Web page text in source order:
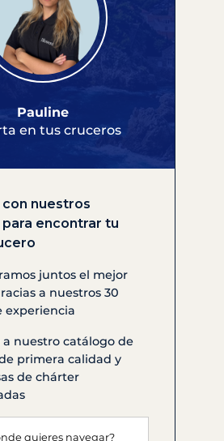
Pauline
en tus cruceros
nuestros
encontrar tu
juntos el mejor
a nuestros 30
experiencia
a nuestro catálogo de
primera calidad y
de chárter